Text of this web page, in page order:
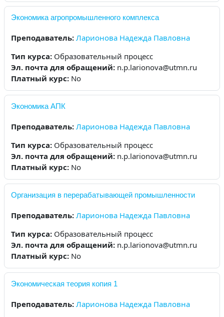
Экономика агропромышленного комплекса
Преподаватель: Ларионова Надежда Павловна
Тип курса: Образовательный процесс
Эл. почта для обращений: n.p.larionova@utmn.ru
Платный курс: No
Экономика АПК
Преподаватель: Ларионова Надежда Павловна
Тип курса: Образовательный процесс
Эл. почта для обращений: n.p.larionova@utmn.ru
Платный курс: No
Организация в перерабатывающей промышленности
Преподаватель: Ларионова Надежда Павловна
Тип курса: Образовательный процесс
Эл. почта для обращений: n.p.larionova@utmn.ru
Платный курс: No
Экономическая теория копия 1
Преподаватель: Ларионова Надежда Павловна